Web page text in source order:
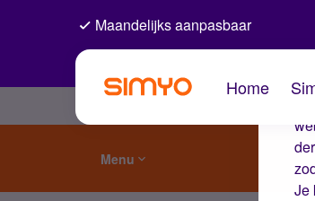
Je
Maandelijks aanpasbaar
Home
Menu